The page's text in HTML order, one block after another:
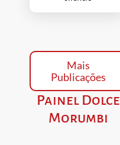
Mais
Publicações
Painel Dolce
Morumbi